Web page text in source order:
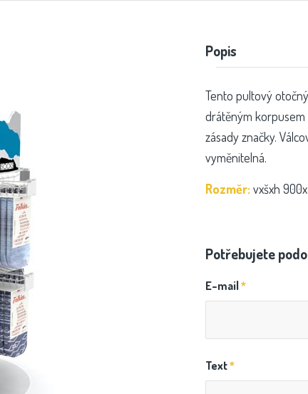
Popis
Tento pultový
drátěným korpusem
zásady značky.
vyměnitelná.
Rozměr:vxšxh
Potřebujete
E-mail*
Text*